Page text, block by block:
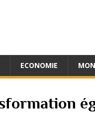
ECONOMIE